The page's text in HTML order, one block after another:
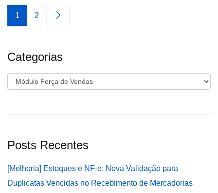
1 2
Categorias
Categorias
Posts Recentes
[Melhoria] Estoques e NF-e: Nova Validação para
Duplicatas Vencidas no Recebimento de Mercadorias